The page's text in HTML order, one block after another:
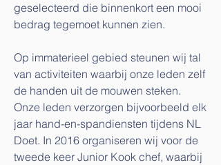
geselecteerd die binnenkort een mooi
bedrag tegemoet kunnen zien.
Op immaterieel gebied steunen wij tal
van activiteiten waarbij onze leden zelf
de handen uit de mouwen steken.
Onze leden verzorgen bijvoorbeeld elk
jaar hand-en-spandiensten tijdens NL
Doet. In 2016 organiseren wij voor de
tweede keer Junior Kook chef, waarbij